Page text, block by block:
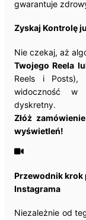
gwarantuje
Zyskaj Kontrolę
Nie czekaj, aż
Twojego Reela
Reels i Posts),
widoczność w
dyskretny.
Złóż
wyświetleń!
Przewodnik krok
Instagrama
Niezależnie od